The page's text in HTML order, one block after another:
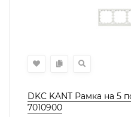
DKC KANT Рамка на 5
7010900